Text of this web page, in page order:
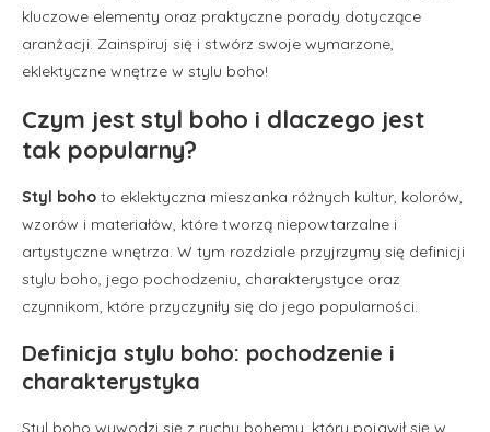
kluczowe elementy oraz praktyczne porady dotyczące
aranżacji. Zainspiruj się i stwórz swoje wymarzone,
eklektyczne wnętrze w stylu boho!
Czym jest styl boho i dlaczego jest
tak popularny?
Styl boho to eklektyczna mieszanka różnych kultur, kolorów,
wzorów i materiałów, które tworzą niepowtarzalne i
artystyczne wnętrza. W tym rozdziale przyjrzymy się definicji
stylu boho, jego pochodzeniu, charakterystyce oraz
czynnikom, które przyczyniły się do jego popularności.
Definicja stylu boho: pochodzenie i
charakterystyka
Styl boho wywodzi się z ruchu bohemy, który pojawił się w